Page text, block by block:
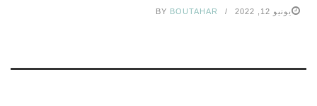
يونيو 12, 2022 BY BOUTAHAR